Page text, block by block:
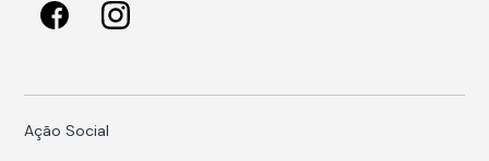
Ação Social